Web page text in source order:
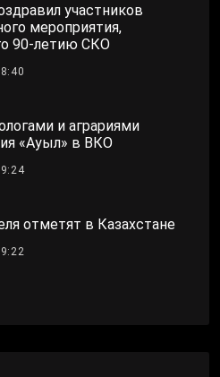
участников
мероприятия,
90-летию СКО
и аграриями
«Ауыл» в ВКО
отметят в Казахстане